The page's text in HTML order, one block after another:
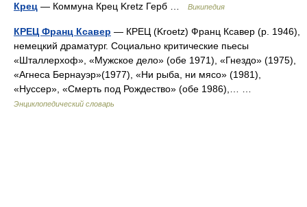
Крец — Коммуна Крец Kretz Герб … Википедия
КРЕЦ Франц Ксавер — КРЕЦ (Kroetz) Франц Ксавер (р. 1946),
немецкий драматург. Социально критические пьесы
«Шталлерхоф», «Мужское дело» (обе 1971), «Гнездо» (1975),
«Агнеса Бернауэр»(1977), «Ни рыба, ни мясо» (1981),
«Нуссер», «Смерть под Рождество» (обе 1986),… …
Энциклопедический словарь